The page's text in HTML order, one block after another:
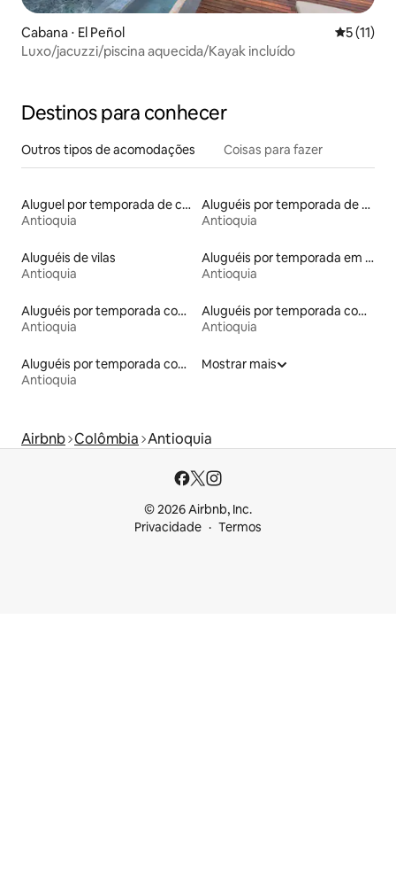
Cabana ⋅ El Peñol 5 de uma
5 (11)
Luxo/jacuzzi/piscina aquecida/Kayak incluído
Destinos para conhecer
Outros tipos de acomodações Coisas para fazer
Aluguel por temporada de casas de hóspedes
Antioquia
Aluguéis por temporada de acomodações de luxo
Antioquia
Aluguéis de vilas
Antioquia
Aluguéis por temporada em hotéis-fazenda
Antioquia
Aluguéis por temporada com acesso ao lago
Antioquia
Aluguéis por temporada com cama de altura acessível
Antioquia
Aluguéis por temporada com suítes privativas
Antioquia
Mostrar mais
Airbnb Colômbia Antioquia
© 2026 Airbnb, Inc.
Privacidade
Termos